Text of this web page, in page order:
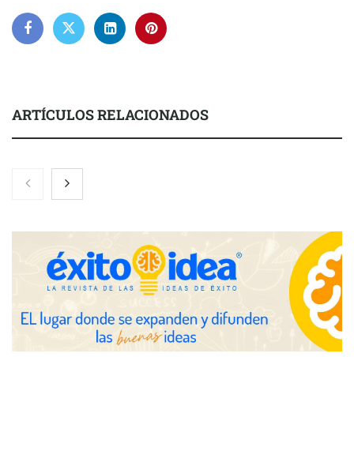
ARTÍCULOS RELACIONADOS
Gestoría Online reduce a unas horas el alta de autónomo